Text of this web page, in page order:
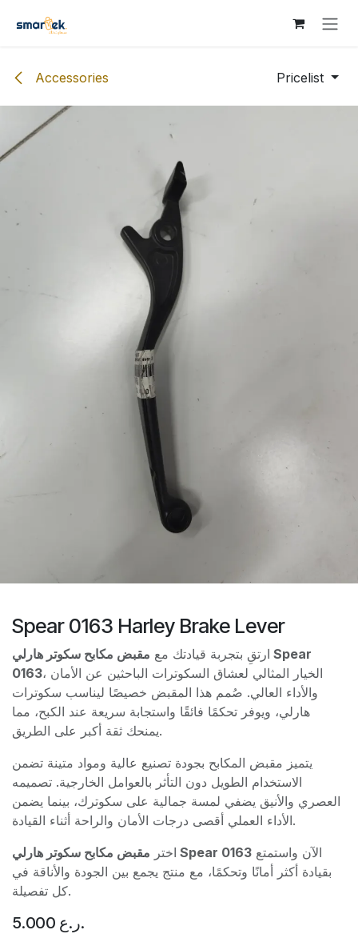
Accessories Pricelist
Spear 0163 Harley Brake Lever
ارتقِ بتجربة قيادتك مع مقبض مكابح سكوتر هارلي Spear
0163، الخيار المثالي لعشاق السكوترات الباحثين عن الأمان
والأداء العالي. صُمم هذا المقبض خصيصًا ليناسب سكوترات
هارلي، ويوفر تحكمًا فائقًا واستجابة سريعة عند الكبح، مما
يمنحك ثقة أكبر على الطريق.
يتميز مقبض المكابح بجودة تصنيع عالية ومواد متينة تضمن
الاستخدام الطويل دون التأثر بالعوامل الخارجية. تصميمه
العصري والأنيق يضفي لمسة جمالية على سكوترك، بينما يضمن
الأداء العملي أقصى درجات الأمان والراحة أثناء القيادة.
اختر مقبض مكابح سكوتر هارلي Spear 0163
بقيادة أكثر أمانًا وتحكمًا، مع منتج يجمع بين الجودة والأناقة في
كل تفصيلة.
5.000 ر.ع.